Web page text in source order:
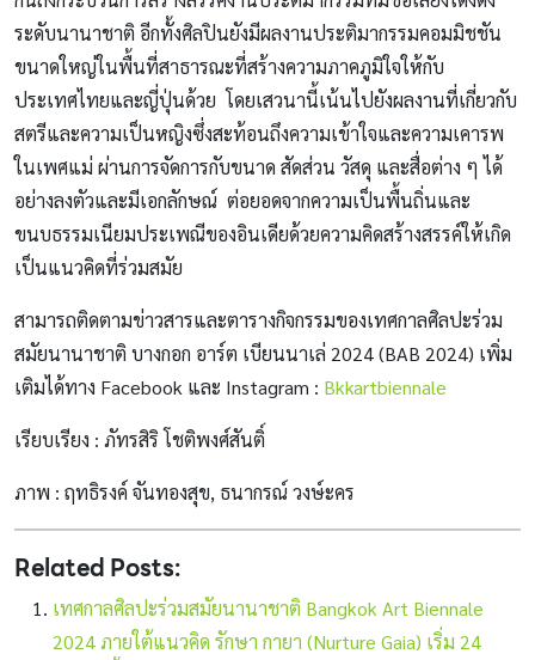
ระดับนานาชาติ อีกทั้งศิลปินยังมีผลงานประติมากรรมคอมมิชชัน
ขนาดใหญ่ในพื้นที่สาธารณะที่สร้างความภาคภูมิใจให้กับ
ประเทศไทยและญี่ปุ่นด้วย โดยเสวนานี้เน้นไปยังผลงานที่เกี่ยวกับ
สตรีและความเป็นหญิงซึ่งสะท้อนถึงความเข้าใจและความเคารพ
ในเพศแม่ ผ่านการจัดการกับขนาด สัดส่วน วัสดุ และสื่อต่าง ๆ ได้
อย่างลงตัวและมีเอกลักษณ์ ต่อยอดจากความเป็นพื้นถิ่นและ
ขนบธรรมเนียมประเพณีของอินเดียด้วยความคิดสร้างสรรค์ให้เกิด
เป็นแนวคิดที่ร่วมสมัย
สามารถติดตามข่าวสารและตารางกิจกรรมของเทศกาลศิลปะร่วม
สมัยนานาชาติ บางกอก อาร์ต เบียนนาเล่ 2024 (BAB 2024) เพิ่ม
เติมได้ทาง Facebook และ Instagram : Bkkartbiennale
เรียบเรียง : ภัทรสิริ โชติพงศ์สันติ์
ภาพ : ฤทธิรงค์ จันทองสุข, ธนากรณ์ วงษ์ะคร
Related Posts:
เทศกาลศิลปะร่วมสมัยนานาชาติ Bangkok Art Biennale
2024 ภายใต้แนวคิด รักษา กายา (Nurture Gaia) เริ่ม 24